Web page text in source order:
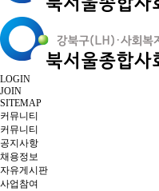
LOGIN
JOIN
SITEMAP
커뮤니티
커뮤니티
공지사항
채용정보
자유게시판
사업참여